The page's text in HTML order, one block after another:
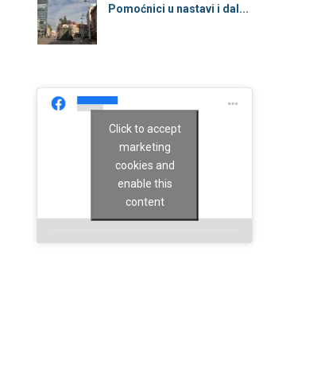
Pomoćnici u nastavi i dal...
Click to accept
marketing
cookies and
enable this
content